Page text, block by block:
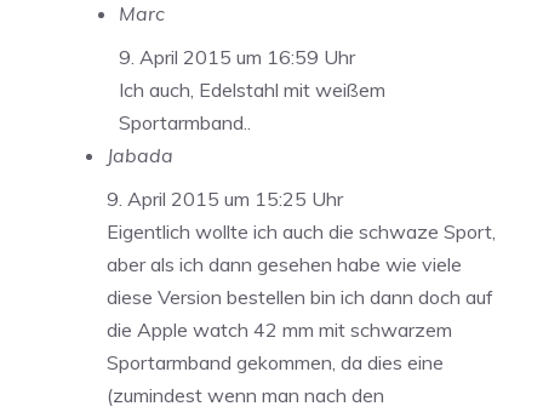
Marc
9. April 2015 um 16:59 Uhr
Ich auch, Edelstahl mit weißem
Sportarmband..
Jabada
9. April 2015 um 15:25 Uhr
Eigentlich wollte ich auch die schwaze Sport,
aber als ich dann gesehen habe wie viele
diese Version bestellen bin ich dann doch auf
die Apple watch 42 mm mit schwarzem
Sportarmband gekommen, da dies eine
(zumindest wenn man nach den